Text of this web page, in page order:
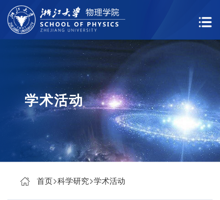
学术活动
首页 科学研究 学术活动